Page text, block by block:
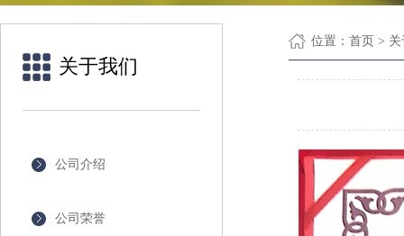
关于我们
公司介绍
公司荣誉
位置： 首页 > 关